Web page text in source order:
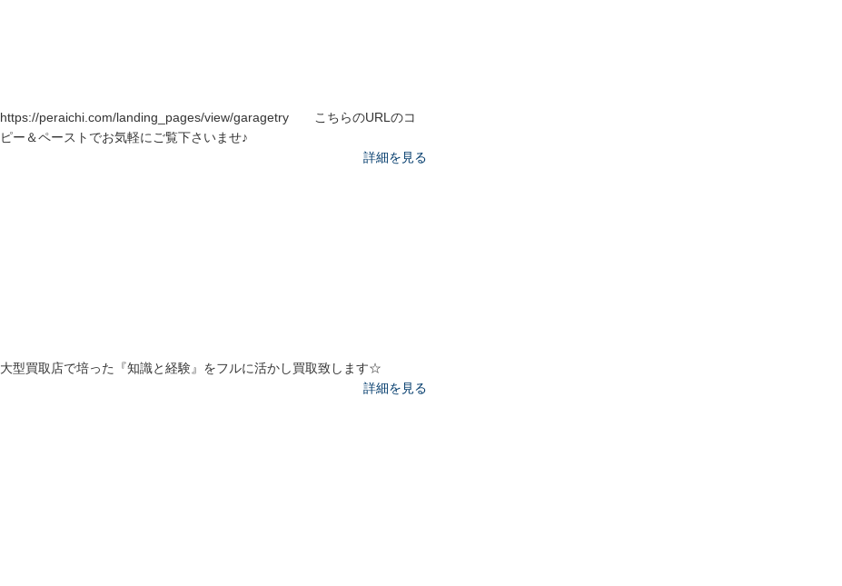
https://peraichi.com/landing_pages/view/garagetry こちらのURLのコ
ピー＆ペーストでお気軽にご覧下さいませ♪
詳細を見る
大型買取店で培った『知識と経験』をフルに活かし買取致します☆
詳細を見る